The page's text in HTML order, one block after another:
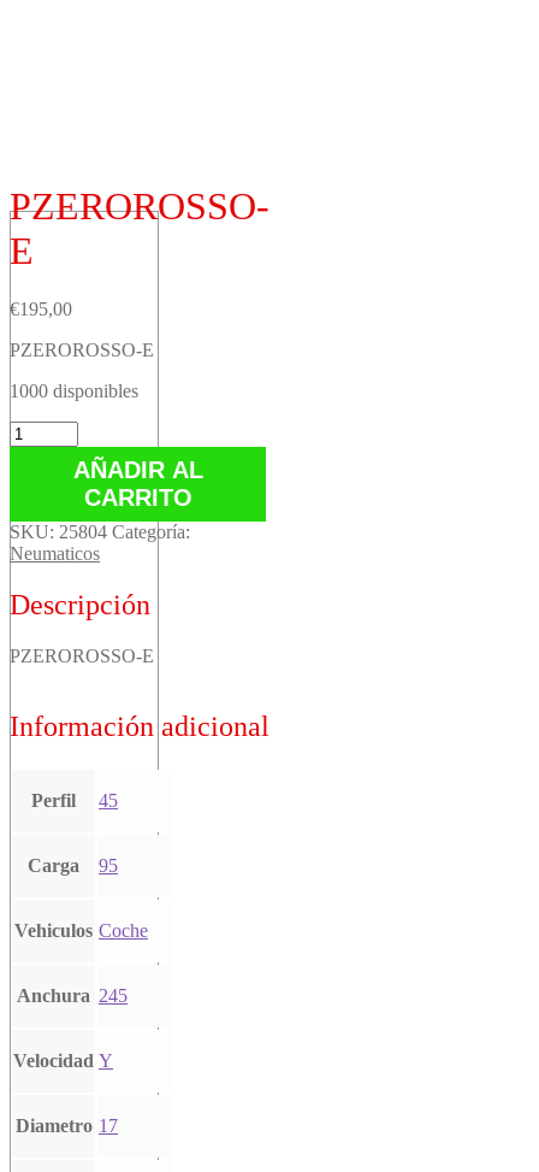
PZEROROSSO-
E
€195,00
PZEROROSSO-E
1000 disponibles
PZEROROSSO-
E
AÑADIR AL
CARRITO
SKU: 25804 Categoría:
Neumaticos
Descripción
PZEROROSSO-E
Información adicional
Perfil 45
Carga 95
Vehiculos Coche
Anchura 245
Velocidad Y
Diametro 17